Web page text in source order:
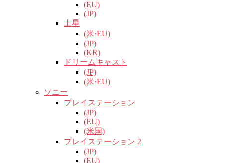
(EU)
(JP)
土星
(米·EU)
(JP)
(KR)
ドリームキャスト
(JP)
(米·EU)
ソニー
プレイステーション
(JP)
(EU)
(米国)
プレイステーション 2
(JP)
(EU)